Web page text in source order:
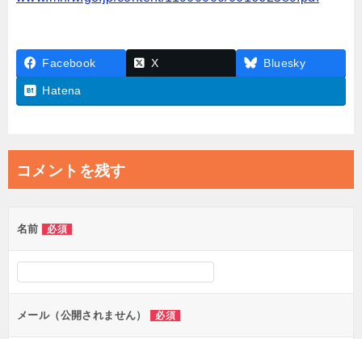
Facebook X Bluesky
Hatena
コメントを残す
名前 必須
メール（公開されません） 必須